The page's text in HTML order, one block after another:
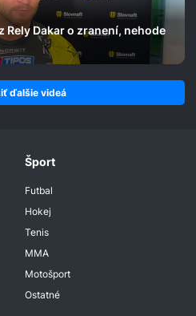
Rely Dakar o zranení, nehode
ďalšie videá
Šport
Futbal
Hokej
Tenis
MMA
Motošport
Ostatné